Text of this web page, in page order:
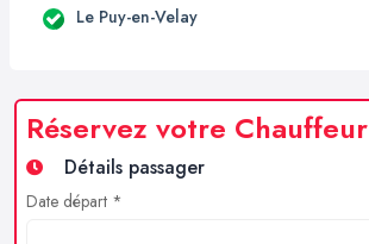
Le Puy-en-Velay
Réservez votre Chauffeur
Détails passager
Date départ *